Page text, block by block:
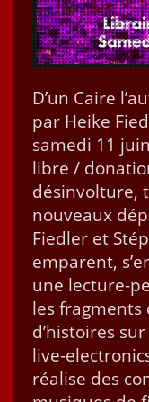
D’un Caire
par Heike
same­di 11
libre /
dés­in­vol­ture,
nou­veaux
Fiedler et
empar­ent,
une lec­­ture-
les frag­ments
d’histoires
live-
réalise des